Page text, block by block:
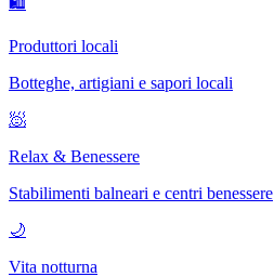
Produttori locali
Botteghe, artigiani e sapori locali
🧖
Relax & Benessere
Stabilimenti balneari e centri benessere
🌙
Vita notturna